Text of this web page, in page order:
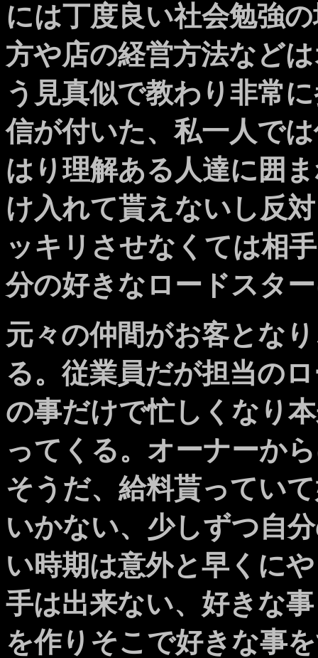
には丁度良い社会勉強
方や店の経営方法など
う見真似で教わり非常
信が付いた、私一人で
はり理解ある人達に囲
け入れて貰えないし反
ッキリさせなくては相
分の好きなロードスタ
元々の仲間がお客とな
る。従業員だが担当の
の事だけで忙しくなり
ってくる。オーナーか
そうだ、給料貰ってい
いかない、少しずつ自
い時期は意外と早くに
手は出来ない、好きな
を作りそこで好きな事